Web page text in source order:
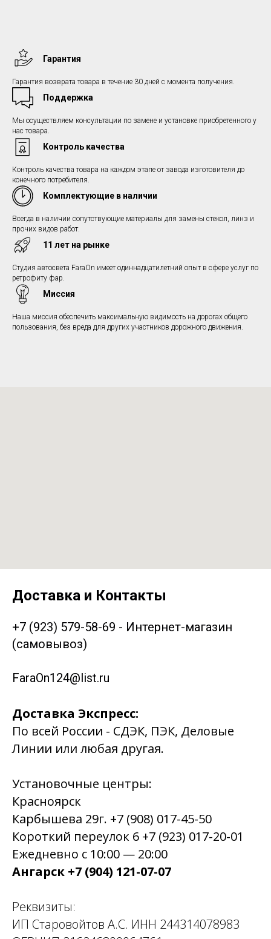
Гарантия
Гарантия возврата товара в течение 30 дней с момента получения.
Поддержка
Мы осуществляем консультации по замене и установке приобретенного у
нас товара.
Контроль качества
Контроль качества товара на каждом этапе от завода изготовителя до
конечного потребителя.
Комплектующие в наличии
Всегда в наличии сопутствующие материалы для замены стекол, линз и
прочих видов работ.
11 лет на рынке
Студия автосвета FaraOn имеет одиннадцатилетний опыт в сфере услуг по
ретрофиту фар.
Миссия
Наша миссия обеспечить максимальную видимость на дорогах общего
пользования, без вреда для других участников дорожного движения.
Доставка и Контакты
+7 (923) 579-58-69 - Интернет-магазин
(самовывоз)
FaraOn124@list.ru
Доставка Экспресс:
По всей России - СДЭК, ПЭК, Деловые
Линии или любая другая.
Установочные центры:
Красноярск
Карбышева 29г. +7 (908) 017-45-50
Короткий переулок 6 +7 (923) 017-20-01
Ежедневно с 10:00 — 20:00
Ангарск +7 (904) 121-07-07
Реквизиты:
ИП Старовойтов А.С. ИНН 244314078983